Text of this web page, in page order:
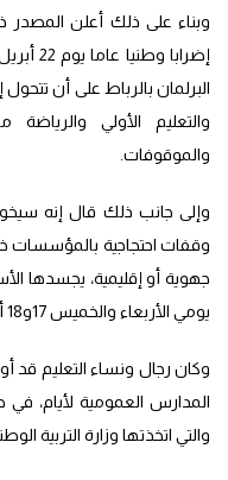
وبناء على ذلك أعلن المصدر
البرلمان بالرباط على أن
والتعليم الأولي
والموقوفات.
وقفات احتجاجية بالمؤسسات
جهوية أو إقليمية، يجسدها
يومي الأربعاء والخميس 17و18 أبريل 2024.
وكان رجال ونساء التعليم قد
المدارس العمومية لأيام،
والتي اتخذتها وزارة التربية